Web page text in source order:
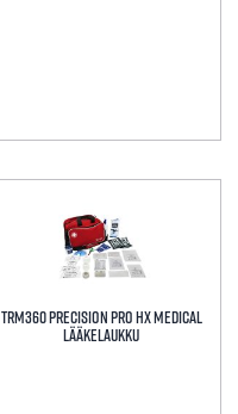
TRM360 Precision Pro HX Medical
Lääkelaukku